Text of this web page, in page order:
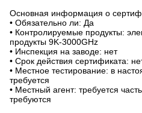
Основная информация о
• Обязательно ли: Да
• Контролируемые продукты:
продукты 9K-3000GHz
• Инспекция на заводе: нет
• Срок действия сертификата:
• Местное тестирование: в
требуется
• Местный агент: требуется
требуются